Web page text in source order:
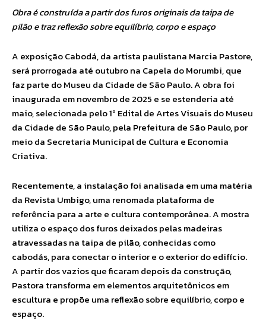
Obra é construída a partir dos furos originais da taipa de
pilão e traz reflexão sobre equilíbrio, corpo e espaço
A exposição Cabodá, da artista paulistana Marcia Pastore,
será prorrogada até outubro na Capela do Morumbi, que
faz parte do Museu da Cidade de São Paulo. A obra foi
inaugurada em novembro de 2025 e se estenderia até
maio, selecionada pelo 1º Edital de Artes Visuais do Museu
da Cidade de São Paulo, pela Prefeitura de São Paulo, por
meio da Secretaria Municipal de Cultura e Economia
Criativa.
Recentemente, a instalação foi analisada em uma matéria
da Revista Umbigo, uma renomada plataforma de
referência para a arte e cultura contemporânea. A mostra
utiliza o espaço dos furos deixados pelas madeiras
atravessadas na taipa de pilão, conhecidas como
cabodás, para conectar o interior e o exterior do edifício.
A partir dos vazios que ficaram depois da construção,
Pastora transforma em elementos arquitetônicos em
escultura e propõe uma reflexão sobre equilíbrio, corpo e
espaço.